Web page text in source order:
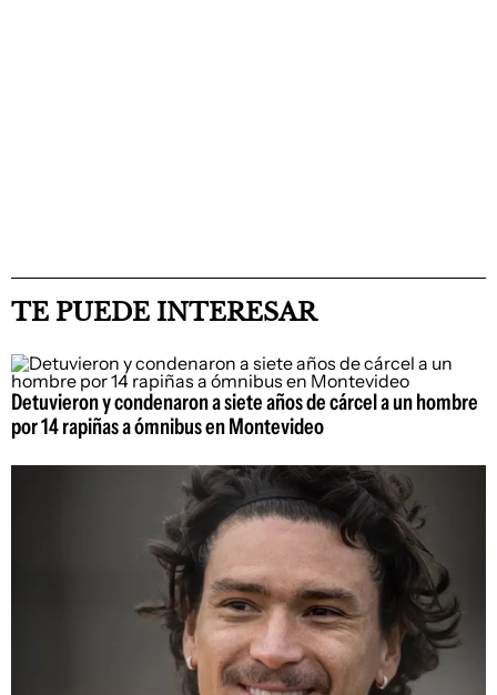
TE PUEDE INTERESAR
Detuvieron y condenaron a siete años de cárcel a un hombre
por 14 rapiñas a ómnibus en Montevideo